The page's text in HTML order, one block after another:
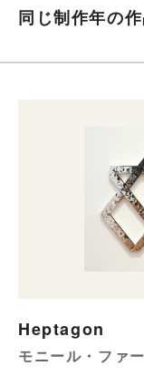
同じ制作年の
Heptagon
モニール・ファ